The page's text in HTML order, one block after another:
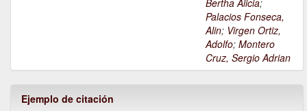
Bertha Alicia;
Palacios Fonseca,
Alin; Virgen Ortiz,
Adolfo; Montero
Cruz, Sergio Adrian
Ejemplo de citación